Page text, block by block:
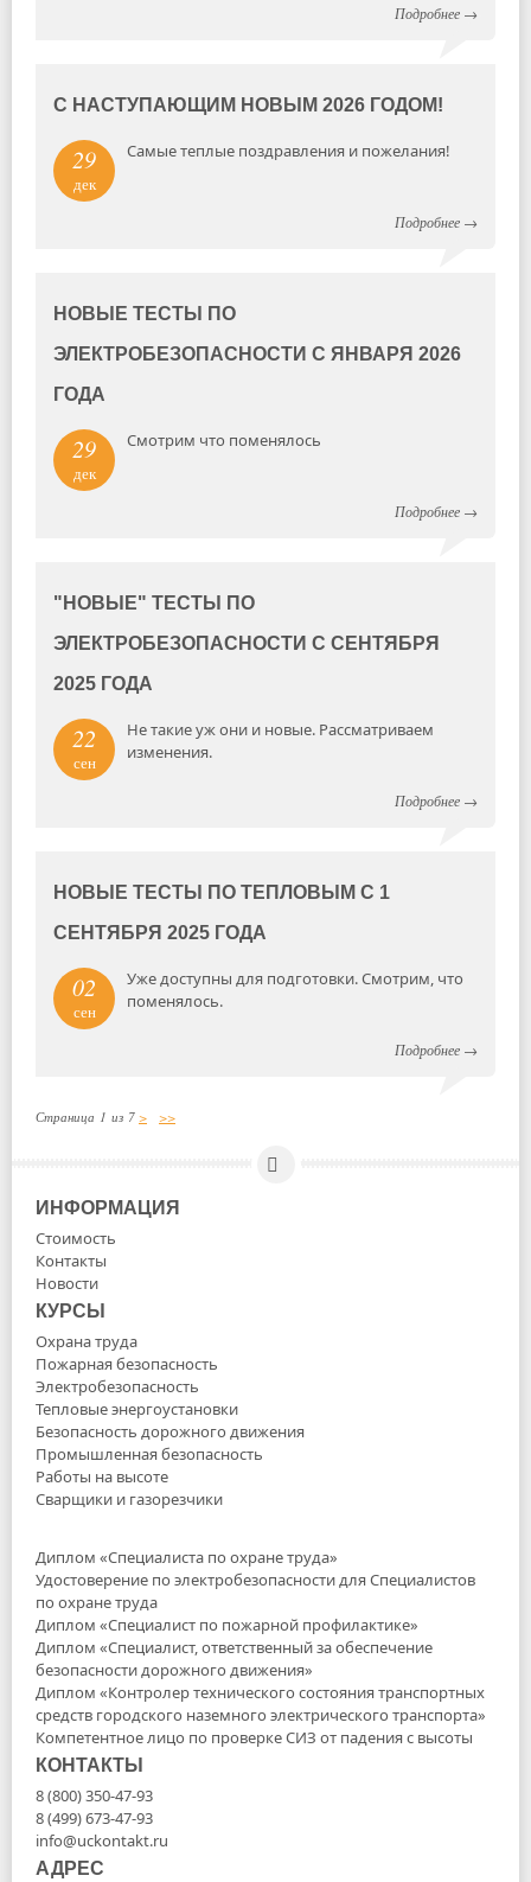
Подробнее →
С НАСТУПАЮЩИМ НОВЫМ 2026 ГОДОМ!
29
дек
Самые теплые поздравления и пожелания!
Подробнее →
НОВЫЕ ТЕСТЫ ПО
ЭЛЕКТРОБЕЗОПАСНОСТИ С ЯНВАРЯ 2026
ГОДА
29
дек
Смотрим что поменялось
Подробнее →
"НОВЫЕ" ТЕСТЫ ПО
ЭЛЕКТРОБЕЗОПАСНОСТИ С СЕНТЯБРЯ
2025 ГОДА
22
сен
Не такие уж они и новые. Рассматриваем
изменения.
Подробнее →
НОВЫЕ ТЕСТЫ ПО ТЕПЛОВЫМ С 1
СЕНТЯБРЯ 2025 ГОДА
02
сен
Уже доступны для подготовки. Смотрим, что
поменялось.
Подробнее →
Страница 1 из 7 > >>
ИНФОРМАЦИЯ
Стоимость
Контакты
Новости
КУРСЫ
Охрана труда
Пожарная безопасность
Электробезопасность
Тепловые энергоустановки
Безопасность дорожного движения
Промышленная безопасность
Работы на высоте
Сварщики и газорезчики
Диплом «Специалиста по охране труда»
Удостоверение по электробезопасности для Специалистов
по охране труда
Диплом «Специалист по пожарной профилактике»
Диплом «Специалист, ответственный за обеспечение
безопасности дорожного движения»
Диплом «Контролер технического состояния транспортных
средств городского наземного электрического транспорта»
Компетентное лицо по проверке СИЗ от падения с высоты
КОНТАКТЫ
8 (800) 350-47-93
8 (499) 673-47-93
info@uckontakt.ru
АДРЕС